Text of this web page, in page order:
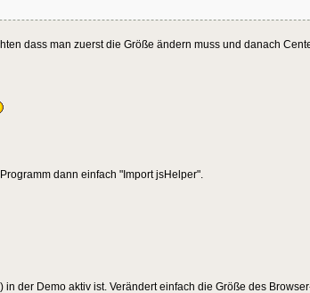
dass man zuerst die Größe ändern muss und danach
dann einfach "Import jsHelper".
der Demo aktiv ist. Verändert einfach die Größe des